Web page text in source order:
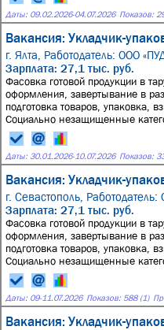
Даты: 09.02.2026-04.07.2026 Показов:
Вакансия: Укладчик-
г. Ялта, Работодатель: ООО
Зарплата: 27,1 тыс. руб.
Фасовка готовой продукции в
оформления, завертывание в
подготовка товаров, упаковка,
Социально незащищенные
Даты: 30.01.2026-10.07.2026 Показов:
Вакансия: Укладчик-
г. Севастополь, Работодатель:
Зарплата: 27,1 тыс. руб.
Фасовка готовой продукции в
оформления, завертывание в
подготовка товаров, упаковка,
Социально незащищенные
Даты: 09-11.07.2026 Показов: 588 (1)
Вакансия: Укладчик-